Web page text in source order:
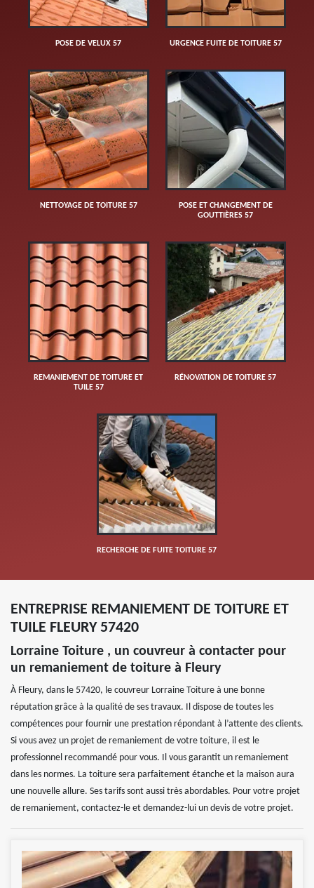
POSE DE VELUX 57 URGENCE FUITE DE TOITURE 57
NETTOYAGE DE TOITURE 57
POSE ET CHANGEMENT DE
GOUTTIÈRES 57
REMANIEMENT DE TOITURE ET
TUILE 57
RÉNOVATION DE TOITURE 57
RECHERCHE DE FUITE TOITURE 57
ENTREPRISE REMANIEMENT DE TOITURE ET
TUILE FLEURY 57420
Lorraine Toiture , un couvreur à contacter pour
un remaniement de toiture à Fleury
À Fleury, dans le 57420, le couvreur Lorraine Toiture à une bonne
réputation grâce à la qualité de ses travaux. Il dispose de toutes les
compétences pour fournir une prestation répondant à l’attente des clients.
Si vous avez un projet de remaniement de votre toiture, il est le
professionnel recommandé pour vous. Il vous garantit un remaniement
dans les normes. La toiture sera parfaitement étanche et la maison aura
une nouvelle allure. Ses tarifs sont aussi très abordables. Pour votre projet
de remaniement, contactez-le et demandez-lui un devis de votre projet.